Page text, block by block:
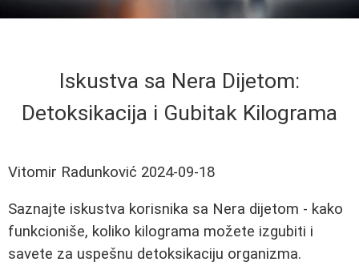
Iskustva sa Nera Dijetom:
Detoksikacija i Gubitak Kilograma
Vitomir Radunković 2024-09-18
Saznajte iskustva korisnika sa Nera dijetom - kako
funkcioniše, koliko kilograma možete izgubiti i
savete za uspešnu detoksikaciju organizma.